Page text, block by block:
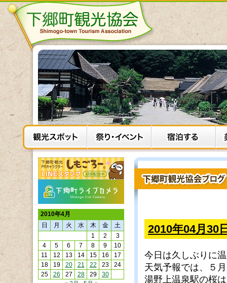
2010年04月30
今日は久しぶりに
天気予報では、５
湯野上温泉駅の桜
2010年4月
日
月 火 水 木 金
土
1
2
3
4
5 6 7 8 9
10
11
12 13 14 15 16
17
18
19 20 21 22 23
24
25
26 27 28 29
30